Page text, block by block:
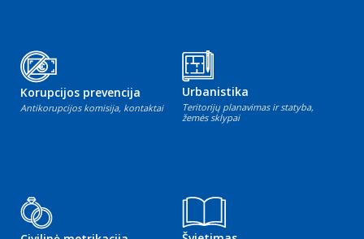
Korupcijos prevencija
Antikorupcijos komisija, kontaktai
Urbanistika
Teritorijų planavimas ir statyba,
žemės sklypai